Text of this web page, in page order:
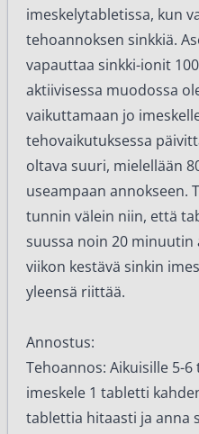
imeskelytabletissa, kun
tehoannoksen sinkkiä.
vapauttaa sinkki-ionit
aktiivisessa muodossa
vaikuttamaan jo
tehovaikutuksessa
oltava suuri, mielellään
useampaan annokseen.
tunnin välein niin, että
suussa noin 20
viikon kestävä sinkin
yleensä riittää.
Annostus:
Tehoannos: Aikuisille 5-
imeskele 1 tabletti
tablettia hitaasti ja anna